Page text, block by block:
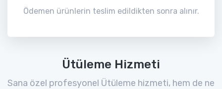
Ödemen ürünlerin teslim edildikten sonra alınır.
Ütüleme Hizmeti
Sana özel profesyonel Ütüleme hizmeti, hem de ne